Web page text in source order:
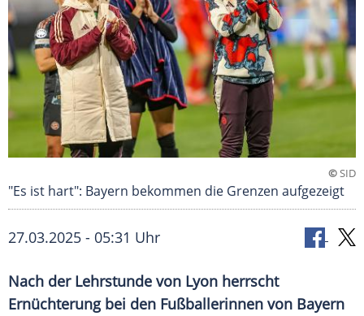
©SID
"Es ist hart": Bayern bekommen die Grenzen aufgezeigt
27.03.2025 - 05:31 Uhr
Nach der Lehrstunde von Lyon herrscht
Ernüchterung bei den Fußballerinnen von Bayern